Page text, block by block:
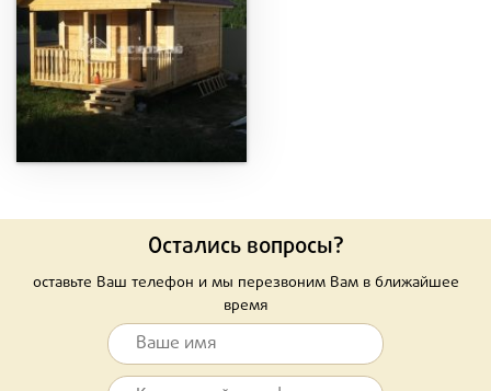
Остались вопросы?
оставьте Ваш телефон и мы перезвоним Вам в ближайшее
время